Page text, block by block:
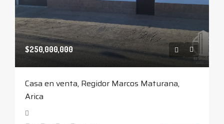
$250,000,000
Casa en venta, Regidor Marcos Maturana,
Arica